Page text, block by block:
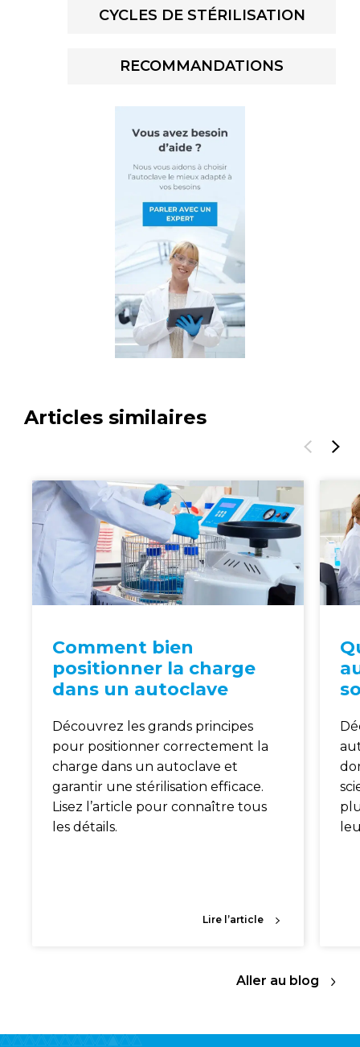
CYCLES DE STÉRILISATION
RECOMMANDATIONS
Articles similaires
Comment bien
positionner la charge
dans un autoclave
Découvrez les grands principes
pour positionner correctement la
charge dans un autoclave et
garantir une stérilisation efficace.
Lisez l’article pour connaître tous
les détails.
Lire l’article
Aller au blog